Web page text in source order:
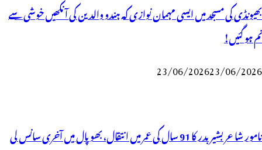
بھیونڈی کی مسجد میں ایسی مہمان نوازی کہ ہندو والدین کی آنکھیں خوشی سے
نم ہو گئیں!
23/06/202623/06/2026
نامور شاعر بشیر بدر کا 91 سال کی عمر میں انتقال، بھوپال میں آخری سانس لی